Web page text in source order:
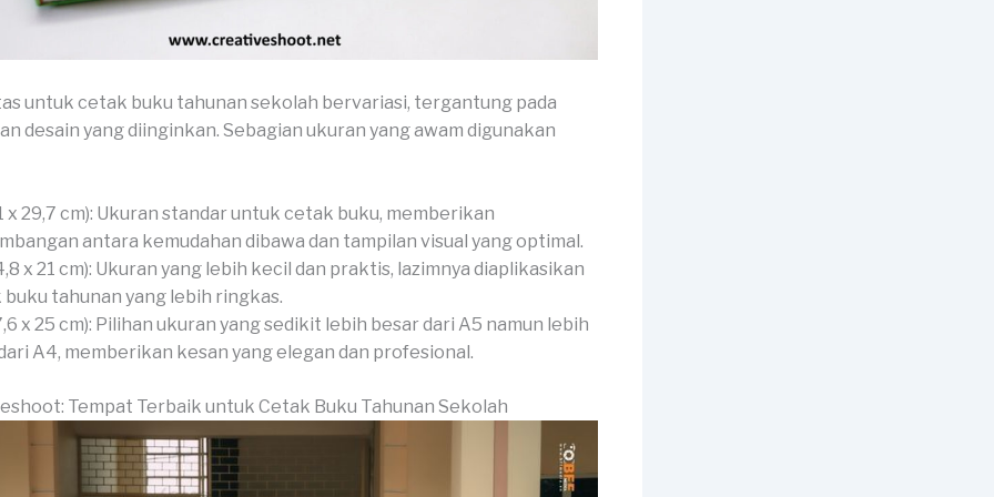
untuk cetak buku tahunan sekolah bervariasi, tergantung pada
desain yang diinginkan. Sebagian ukuran yang awam digunakan
x 29,7 cm): Ukuran standar untuk cetak buku, memberikan
antara kemudahan dibawa dan tampilan visual yang optimal.
x 21 cm): Ukuran yang lebih kecil dan praktis, lazimnya diaplikasikan
tahunan yang lebih ringkas.
x 25 cm): Pilihan ukuran yang sedikit lebih besar dari A5 namun lebih
A4, memberikan kesan yang elegan dan profesional.
Tempat Terbaik untuk Cetak Buku Tahunan Sekolah